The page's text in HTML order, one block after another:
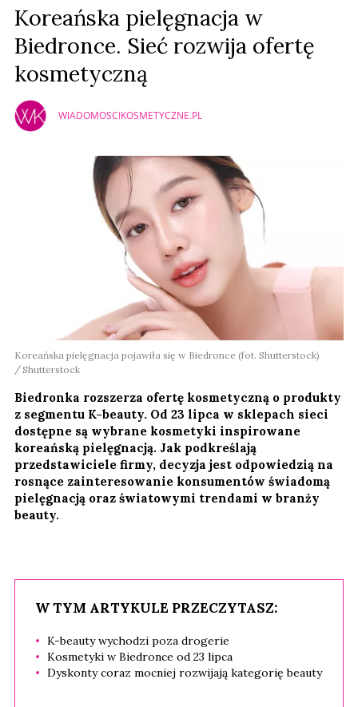
Koreańska pielęgnacja w
Biedronce. Sieć rozwija ofertę
kosmetyczną
WIADOMOSCIKOSMETYCZNE.PL
Koreańska pielęgnacja pojawiła się w Biedronce (fot. Shutterstock)
Shutterstock
Biedronka rozszerza ofertę kosmetyczną o produkty
z segmentu K-beauty. Od 23 lipca w sklepach sieci
dostępne są wybrane kosmetyki inspirowane
koreańską pielęgnacją. Jak podkreślają
przedstawiciele firmy, decyzja jest odpowiedzią na
rosnące zainteresowanie konsumentów świadomą
pielęgnacją oraz światowymi trendami w branży
beauty.
W TYM ARTYKULE PRZECZYTASZ:
K-beauty wychodzi poza drogerie
Kosmetyki w Biedronce od 23 lipca
Dyskonty coraz mocniej rozwijają kategorię beauty